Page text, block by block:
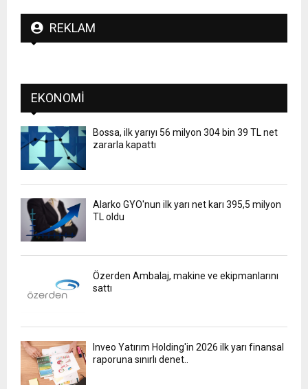
REKLAM
EKONOMI
Bossa, ilk yarıyı 56 milyon 304 bin 39 TL net
zararla kapattı
Alarko GYO'nun ilk yarı net karı 395,5 milyon
TL oldu
Özerden Ambalaj, makine ve ekipmanlarını
sattı
Inveo Yatırım Holding'in 2026 ilk yarı finansal
raporuna sınırlı denet..